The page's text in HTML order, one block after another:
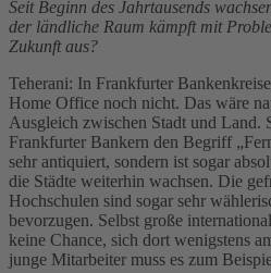
Seit Beginn des Jahrtausends
der ländliche Raum kämpft mit
Zukunft aus?
Teherani: In Frankfurter
Home Office noch nicht. Das wäre
Ausgleich zwischen Stadt und Land.
Frankfurter Bankern den Begriff
sehr antiquiert, sondern ist sogar
die Städte weiterhin wachsen. Die
Hochschulen sind sogar sehr
bevorzugen. Selbst große
keine Chance, sich dort wenigstens
junge Mitarbeiter muss es zum